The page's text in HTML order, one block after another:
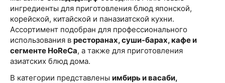
ингредиенты для приготовления блюд японской,
корейской, китайской и паназиатской кухни.
Ассортимент подобран для профессионального
использования в ресторанах, суши-барах, кафе и
сегменте HoReCa, а также для приготовления
азиатских блюд дома.
В категории представлены имбирь и васаби,